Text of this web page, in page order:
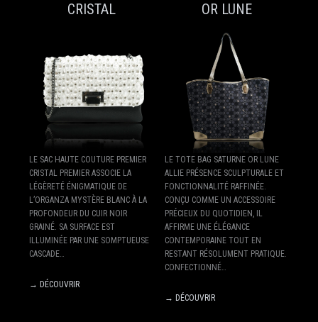
CRISTAL
LE SAC HAUTE COUTURE PREMIER
CRISTAL PREMIER ASSOCIE LA
LÉGÈRETÉ ÉNIGMATIQUE DE
L’ORGANZA MYSTÈRE BLANC À LA
PROFONDEUR DU CUIR NOIR
GRAINÉ. SA SURFACE EST
ILLUMINÉE PAR UNE SOMPTUEUSE
CASCADE…
→ DÉCOUVRIR
OR LUNE
LE TOTE BAG SATURNE OR LUNE
ALLIE PRÉSENCE SCULPTURALE ET
FONCTIONNALITÉ RAFFINÉE.
CONÇU COMME UN ACCESSOIRE
PRÉCIEUX DU QUOTIDIEN, IL
AFFIRME UNE ÉLÉGANCE
CONTEMPORAINE TOUT EN
RESTANT RÉSOLUMENT PRATIQUE.
CONFECTIONNÉ…
→ DÉCOUVRIR